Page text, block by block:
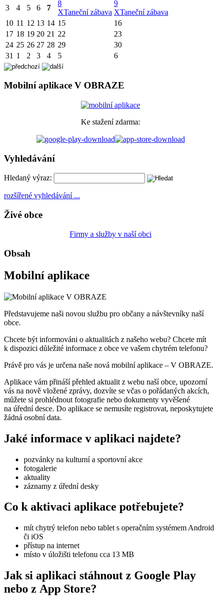
3 4 5 6 7
8
XTaneční zábava
9
XTaneční zábava
10 11 12 13 14 15
16
17 18 19 20 21 22
23
24 25 26 27 28 29
30
31 1 2 3 4 5 6
Mobilní aplikace V OBRAZE
Ke stažení zdarma:
Vyhledávání
Hledaný výraz:
rozšířené vyhledávání ...
Živé obce
Firmy a služby v naší obci
Obsah
Mobilní aplikace
Představujeme naši novou službu pro občany a návštevníky naší
obce.
Chcete být informováni o aktualitách z našeho webu? Chcete mít
k dispozici důležité informace z obce ve vašem chytrém telefonu?
Právě pro vás je určena naše nová mobilní aplikace – V OBRAZE.
Aplikace vám přináší přehled aktualit z webu naší obce, upozorní
vás na nově vložené zprávy, dozvíte se včas o pořádaných akcích,
můžete si prohlédnout fotografie nebo dokumenty vyvěšené
na úřední desce. Do aplikace se nemusíte registrovat, neposkytujete
žádná osobní data.
Jaké informace v aplikaci najdete?
pozvánky na kulturní a sportovní akce
fotogalerie
aktuality
záznamy z úřední desky
Co k aktivaci aplikace potřebujete?
mít chytrý telefon nebo tablet s operačním systémem Android
či iOS
přístup na internet
místo v úložišti telefonu cca 13 MB
Jak si aplikaci stáhnout z Google Play
nebo z App Store?